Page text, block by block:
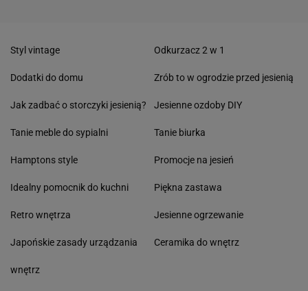
Styl vintage
Dodatki do domu
Jak zadbać o storczyki jesienią?
Tanie meble do sypialni
Hamptons style
Idealny pomocnik do kuchni
Retro wnętrza
Japońskie zasady urządzania
wnętrz
Odkurzacz 2 w 1
Zrób to w ogrodzie przed jesienią
Jesienne ozdoby DIY
Tanie biurka
Promocje na jesień
Piękna zastawa
Jesienne ogrzewanie
Ceramika do wnętrz